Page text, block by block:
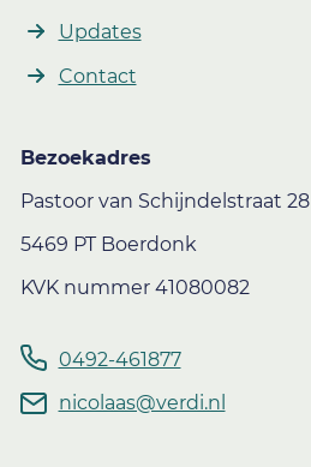
Updates
Contact
Bezoekadres
Pastoor van Schijndelstraat 28
5469 PT Boerdonk
KVK nummer 41080082
0492-461877
nicolaas@verdi.nl